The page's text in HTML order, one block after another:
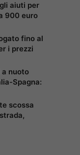
aiuti per
900 euro
fino al
i prezzi
a nuoto
Spagna:
scossa